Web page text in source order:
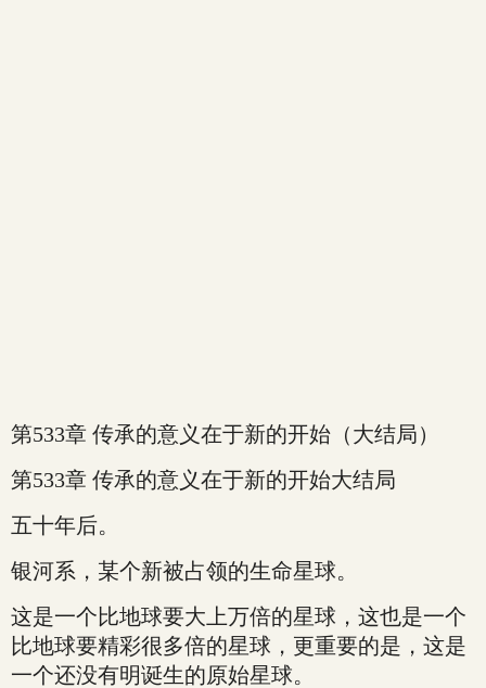
第533章 传承的意义在于新的开始（大结局）
第533章 传承的意义在于新的开始大结局
五十年后。
银河系，某个新被占领的生命星球。
这是一个比地球要大上万倍的星球，这也是一个
比地球要精彩很多倍的星球，更重要的是，这是
一个还没有明诞生的原始星球。